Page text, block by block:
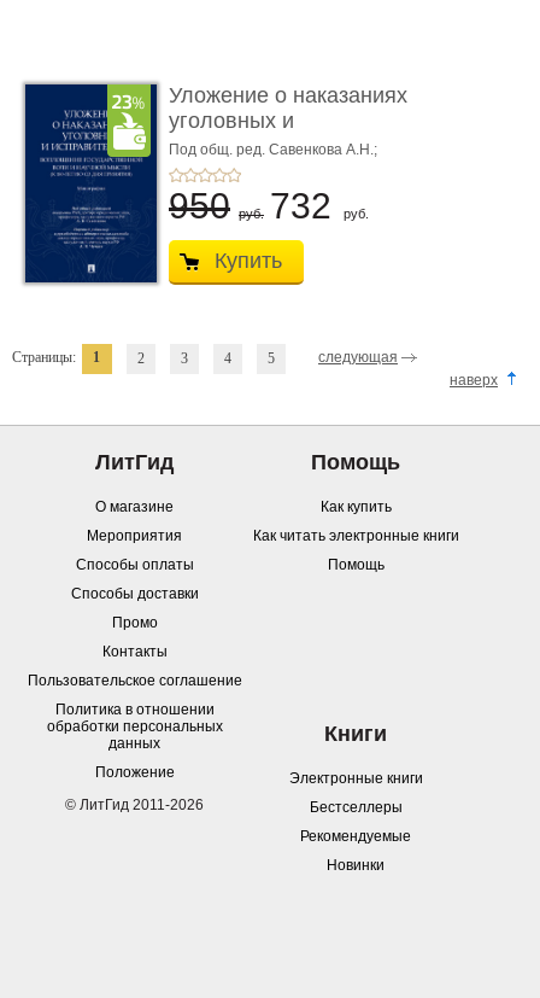
Уложение о наказаниях
уголовных и
исправитель ...
Под общ. ред. Савенкова А.Н.;
науч. ред. и рук. авт. кол. Чучаев
А.И.
950 руб. 732 руб.
Купить
Страницы: 1 2 3 4 5
следующая
наверх
ЛитГид
О магазине
Мероприятия
Способы оплаты
Способы доставки
Промо
Контакты
Пользовательское соглашение
Политика в отношении
обработки персональных
данных
Положение
© ЛитГид 2011-2026
Помощь
Как купить
Как читать электронные книги
Помощь
Книги
Электронные книги
Бестселлеры
Рекомендуемые
Новинки